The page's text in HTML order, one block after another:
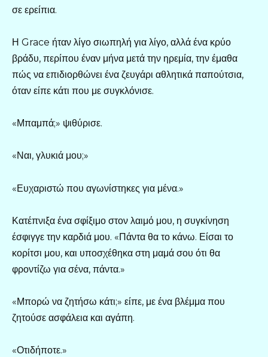
σε ερείπια.
Η Grace ήταν λίγο σιωπηλή για λίγο, αλλά ένα κρύο
βράδυ, περίπου έναν μήνα μετά την ηρεμία, την έμαθα
πώς να επιδιορθώνει ένα ζευγάρι αθλητικά παπούτσια,
όταν είπε κάτι που με συγκλόνισε.
«Μπαμπά;» ψιθύρισε.
«Ναι, γλυκιά μου;»
«Ευχαριστώ που αγωνίστηκες για μένα.»
Κατέπνιξα ένα σφίξιμο στον λαιμό μου, η συγκίνηση
έσφιγγε την καρδιά μου. «Πάντα θα το κάνω. Είσαι το
κορίτσι μου, και υποσχέθηκα στη μαμά σου ότι θα
φροντίζω για σένα, πάντα.»
«Μπορώ να ζητήσω κάτι;» είπε, με ένα βλέμμα που
ζητούσε ασφάλεια και αγάπη.
«Οτιδήποτε.»